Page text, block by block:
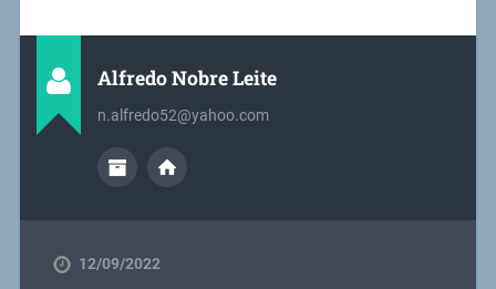
Alfredo Nobre Leite
n.alfredo52@yahoo.com
12/09/2022